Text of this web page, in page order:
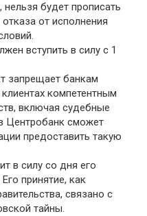
будет прописать
от исполнения
вступить в силу с 1
запрещает банкам
компетентным
включая судебные
Центробанк сможет
предоставить такую
в силу со дня его
принятие, как
связано с
тайны.